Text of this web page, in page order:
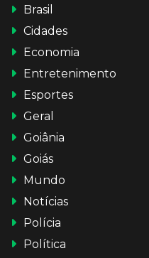
Brasil
Cidades
Economia
Entretenimento
Esportes
Geral
Goiânia
Goiás
Mundo
Notícias
Polícia
Política